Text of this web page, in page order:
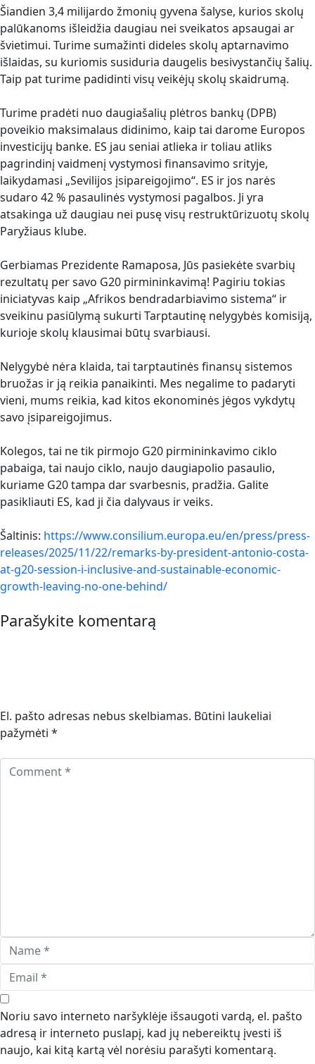
Šiandien 3,4 milijardo žmonių gyvena šalyse, kurios skolų
palūkanoms išleidžia daugiau nei sveikatos apsaugai ar
švietimui. Turime sumažinti dideles skolų aptarnavimo
išlaidas, su kuriomis susiduria daugelis besivystančių šalių.
Taip pat turime padidinti visų veikėjų skolų skaidrumą.
Turime pradėti nuo daugiašalių plėtros bankų (DPB)
poveikio maksimalaus didinimo, kaip tai darome Europos
investicijų banke. ES jau seniai atlieka ir toliau atliks
pagrindinį vaidmenį vystymosi finansavimo srityje,
laikydamasi „Sevilijos įsipareigojimo“. ES ir jos narės
sudaro 42 % pasaulinės vystymosi pagalbos. Ji yra
atsakinga už daugiau nei pusę visų restruktūrizuotų skolų
Paryžiaus klube.
Gerbiamas Prezidente Ramaposa, Jūs pasiekėte svarbių
rezultatų per savo G20 pirmininkavimą! Pagiriu tokias
iniciatyvas kaip „Afrikos bendradarbiavimo sistema“ ir
sveikinu pasiūlymą sukurti Tarptautinę nelygybės komisiją,
kurioje skolų klausimai būtų svarbiausi.
Nelygybė nėra klaida, tai tarptautinės finansų sistemos
bruožas ir ją reikia panaikinti. Mes negalime to padaryti
vieni, mums reikia, kad kitos ekonominės jėgos vykdytų
savo įsipareigojimus.
Kolegos, tai ne tik pirmojo G20 pirmininkavimo ciklo
pabaiga, tai naujo ciklo, naujo daugiapolio pasaulio,
kuriame G20 tampa dar svarbesnis, pradžia. Galite
pasikliauti ES, kad ji čia dalyvaus ir veiks.
Šaltinis: https://www.consilium.europa.eu/en/press/press-
releases/2025/11/22/remarks-by-president-antonio-costa-
at-g20-session-i-inclusive-and-sustainable-economic-
growth-leaving-no-one-behind/
Parašykite komentarą
El. pašto adresas nebus skelbiamas. Būtini laukeliai
pažymėti *
Noriu savo interneto naršyklėje išsaugoti vardą, el. pašto
adresą ir interneto puslapį, kad jų nebereiktų įvesti iš
naujo, kai kitą kartą vėl norėsiu parašyti komentarą.